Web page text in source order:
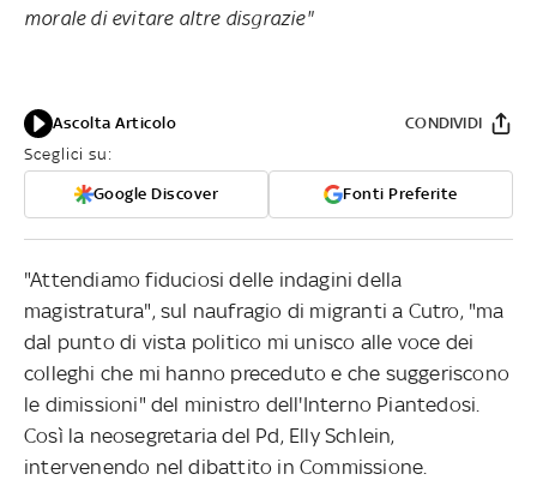
morale di evitare altre disgrazie"
Ascolta Articolo
Sceglici su:
Google Discover Fonti Preferite
CONDIVIDI
"Attendiamo fiduciosi delle indagini della
magistratura", sul naufragio di migranti a Cutro, "ma
dal punto di vista politico mi unisco alle voce dei
colleghi che mi hanno preceduto e che suggeriscono
le dimissioni" del ministro dell'Interno Piantedosi.
Così la neosegretaria del Pd, Elly Schlein,
intervenendo nel dibattito in Commissione.